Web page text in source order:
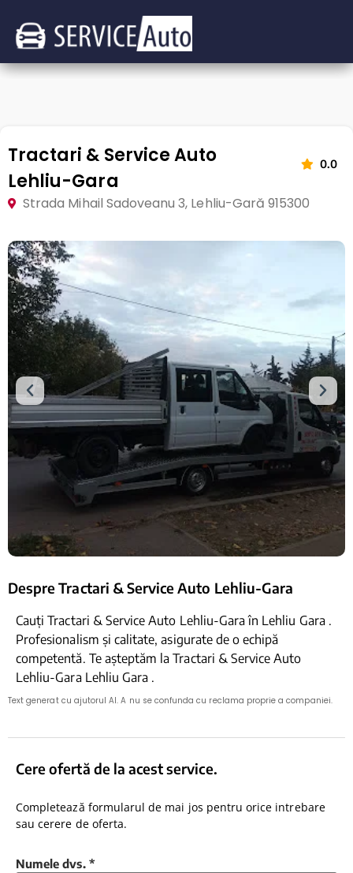
Tractari & Service Auto
Lehliu-Gara
0.0
Strada Mihail Sadoveanu 3, Lehliu-Gară 915300
Despre Tractari & Service Auto Lehliu-Gara
Cauți Tractari & Service Auto Lehliu-Gara în Lehliu Gara .
Profesionalism și calitate, asigurate de o echipă
competentă. Te așteptăm la Tractari & Service Auto
Lehliu-Gara Lehliu Gara .
Text generat cu ajutorul AI. A nu se confunda cu reclama proprie a companiei.
Cere ofertă de la acest service.
Completează formularul de mai jos pentru orice intrebare
sau cerere de oferta.
Numele dvs. *